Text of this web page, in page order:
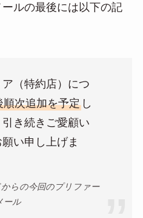
ルの最後には以下の記
（特約店）につ
順次追加を予定し
き続きご愛顧い
い申し上げま
らの今回のプリファー
ール